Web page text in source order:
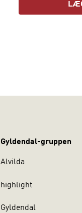
Gyldendal-gruppen
Alvilda
highlight
Gyldendal